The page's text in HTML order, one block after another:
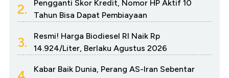
2.
Pengganti Skor Kredit, Nomor HP Aktif 10
Tahun Bisa Dapat Pembiayaan
3.
Resmi! Harga Biodiesel RI Naik Rp
14.924/Liter, Berlaku Agustus 2026
Kabar Baik Dunia, Perang AS-Iran Sebentar